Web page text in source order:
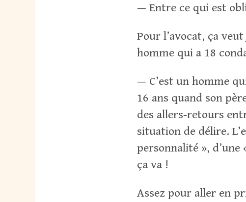
— Entre ce qui est
Pour l’avocat, ça
homme qui a 18
— C’est un homme
16 ans quand son
des allers-retours
situation de délire.
personnalité »,
ça va !
Assez pour aller en